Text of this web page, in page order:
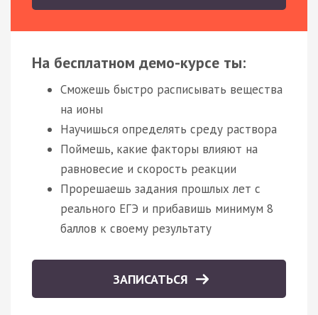
На бесплатном демо-курсе ты:
Сможешь быстро расписывать вещества
на ионы
Научишься определять среду раствора
Поймешь, какие факторы влияют на
равновесие и скорость реакции
Прорешаешь задания прошлых лет с
реального ЕГЭ и прибавишь минимум 8
баллов к своему результату
ЗАПИСАТЬСЯ